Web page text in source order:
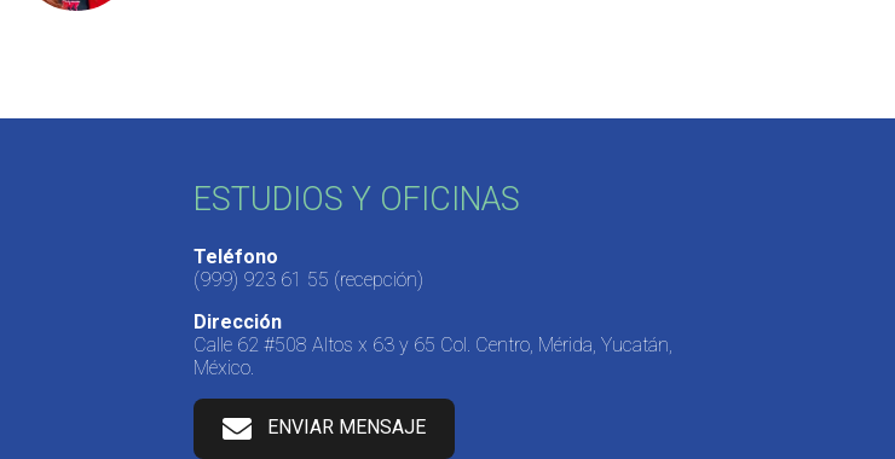
ESTUDIOS Y OFICINAS
Teléfono
(999) 923 61 55 (recepción)
Dirección
Calle 62 #508 Altos x 63 y 65 Col. Centro, Mérida, Yucatán,
México.
ENVIAR MENSAJE